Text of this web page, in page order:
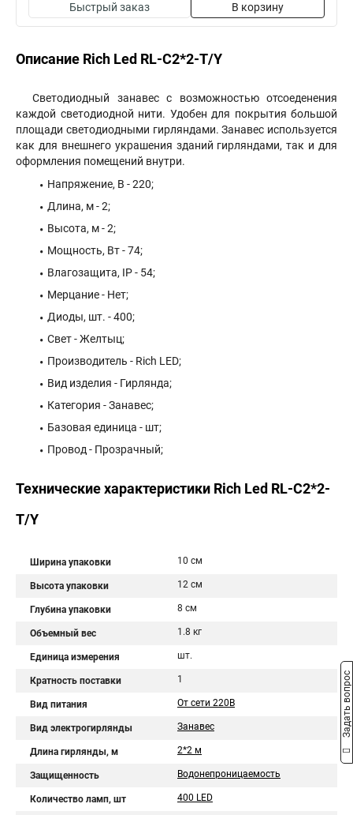
Быстрый заказ В корзину
Описание Rich Led RL-C2*2-T/Y
Светодиодный занавес с возможностью отсоеденения
каждой светодиодной нити. Удобен для покрытия большой
площади светодиодными гирляндами. Занавес используется
как для внешнего украшения зданий гирляндами, так и для
оформления помещений внутри.
Напряжение, В - 220;
Длина, м - 2;
Высота, м - 2;
Мощность, Вт - 74;
Влагозащита, IP - 54;
Мерцание - Нет;
Диоды, шт. - 400;
Свет - Желтыц;
Производитель - Rich LED;
Вид изделия - Гирлянда;
Категория - Занавес;
Базовая единица - шт;
Провод - Прозрачный;
Технические характеристики Rich Led RL-C2*2-
T/Y
Ширина упаковки 10 см
Высота упаковки 12 см
Глубина упаковки 8 см
Объемный вес 1.8 кг
Единица измерения шт.
Кратность поставки 1
Вид питания От сети 220В
Вид электрогирлянды Занавес
Длина гирлянды, м 2*2 м
Защищенность Водонепроницаемость
Количество ламп, шт 400 LED
Задать вопрос